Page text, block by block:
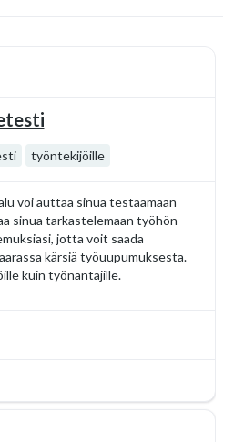
työntekijöille
voi auttaa sinua testaamaan
sinua tarkastelemaan työhön
jotta voit saada
kärsiä työuupumuksesta.
kuin työnantajille.